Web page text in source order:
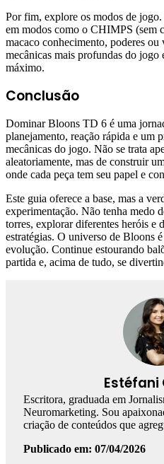
Por fim, explore os modos de
em modos como o CHIMPS (sem
macaco conhecimento, poderes ou
mecânicas mais profundas do jogo
máximo.
Conclusão
Dominar Bloons TD 6 é uma
planejamento, reação rápida e um
mecânicas do jogo. Não se trata
aleatoriamente, mas de construir
onde cada peça tem seu papel e
Este guia oferece a base, mas a
experimentação. Não tenha medo
torres, explorar diferentes heróis e
estratégias. O universo de Bloons
evolução. Continue estourando
partida e, acima de tudo, se
Estéfani
Escritora, graduada em
Neuromarketing. Sou
criação de conteúdos que
Publicado em: 07/04/2026